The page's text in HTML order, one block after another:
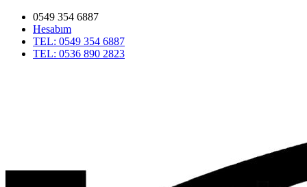
0549 354 6887
Hesabım
TEL: 0549 354 6887
TEL: 0536 890 2823